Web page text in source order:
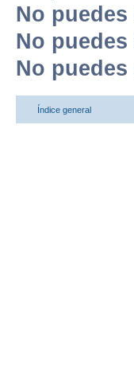
No puedes
No puedes
No puedes
Índice general